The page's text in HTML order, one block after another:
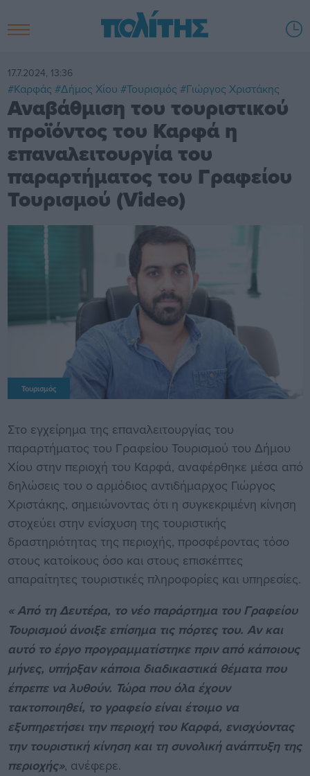
17.7.2024, 13:36
#Καρφάς #Δήμος Χίου #Τουρισμός #Γιώργος Χριστάκης
Αναβάθμιση του τουριστικού
προϊόντος του Καρφά η
επαναλειτουργία του
παραρτήματος του Γραφείου
Τουρισμού (Video)
Τουρισμός
Στο εγχείρημα της επαναλειτουργίας του
παραρτήματος του Γραφείου Τουρισμού του Δήμου
Χίου στην περιοχή του Καρφά, αναφέρθηκε μέσα από
δηλώσεις του ο αρμόδιος αντιδήμαρχος Γιώργος
Χριστάκης, σημειώνοντας ότι η συγκεκριμένη κίνηση
στοχεύει στην ενίσχυση της τουριστικής
δραστηριότητας της περιοχής, προσφέροντας τόσο
στους κατοίκους όσο και στους επισκέπτες
απαραίτητες τουριστικές πληροφορίες και υπηρεσίες.
« Από τη Δευτέρα, το νέο παράρτημα του Γραφείου
Τουρισμού άνοιξε επίσημα τις πόρτες του. Αν και
αυτό το έργο προγραμματίστηκε πριν από κάποιους
μήνες, υπήρξαν κάποια διαδικαστικά θέματα που
έπρεπε να λυθούν. Τώρα που όλα έχουν
τακτοποιηθεί, το γραφείο είναι έτοιμο να
εξυπηρετήσει την περιοχή του Καρφά, ενισχύοντας
την τουριστική κίνηση και τη συνολική ανάπτυξη της
περιοχής», ανέφερε.